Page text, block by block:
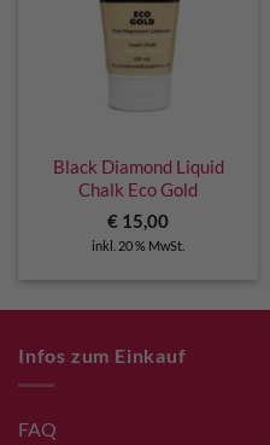
Black Diamond Liquid
Chalk Eco Gold
€ 15,00
inkl. 20 % MwSt.
Infos zum Einkauf
FAQ